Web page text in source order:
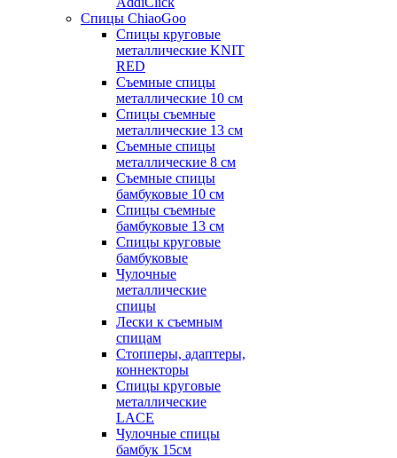
Спицы ChiaoGoo
Спицы круговые
металлические KNIT
RED
Съемные спицы
металлические 10 см
Спицы съемные
металлические 13 см
Съемные спицы
металлические 8 см
Съемные спицы
бамбуковые 10 см
Спицы съемные
бамбуковые 13 см
Спицы круговые
бамбуковые
Чулочные
металлические
спицы
Лески к съемным
спицам
Стопперы, адаптеры,
коннекторы
Спицы круговые
металлические
LACE
Чулочные спицы
бамбук 15см